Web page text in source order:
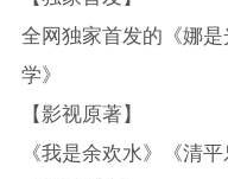
全网独家首发的《娜
学》
【影视原著】
《我是余欢水》《清